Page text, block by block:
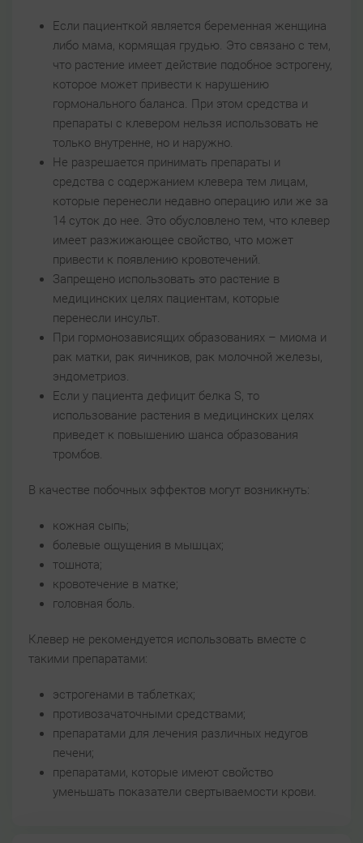
Если пациенткой является беременная женщина
либо мама, кормящая грудью. Это связано с тем,
что растение имеет действие подобное эстрогену,
которое может привести к нарушению
гормонального баланса. При этом средства и
препараты с клевером нельзя использовать не
только внутренне, но и наружно.
Не разрешается принимать препараты и
средства с содержанием клевера тем лицам,
которые перенесли недавно операцию или же за
14 суток до нее. Это обусловлено тем, что клевер
имеет разжижающее свойство, что может
привести к появлению кровотечений.
Запрещено использовать это растение в
медицинских целях пациентам, которые
перенесли инсульт.
При гормонозависящих образованиях – миома и
рак матки, рак яичников, рак молочной железы,
эндометриоз.
Если у пациента дефицит белка S, то
использование растения в медицинских целях
приведет к повышению шанса образования
тромбов.
В качестве побочных эффектов могут возникнуть:
кожная сыпь;
болевые ощущения в мышцах;
тошнота;
кровотечение в матке;
головная боль.
Клевер не рекомендуется использовать вместе с
такими препаратами:
эстрогенами в таблетках;
противозачаточными средствами;
препаратами для лечения различных недугов
печени;
препаратами, которые имеют свойство
уменьшать показатели свертываемости крови.